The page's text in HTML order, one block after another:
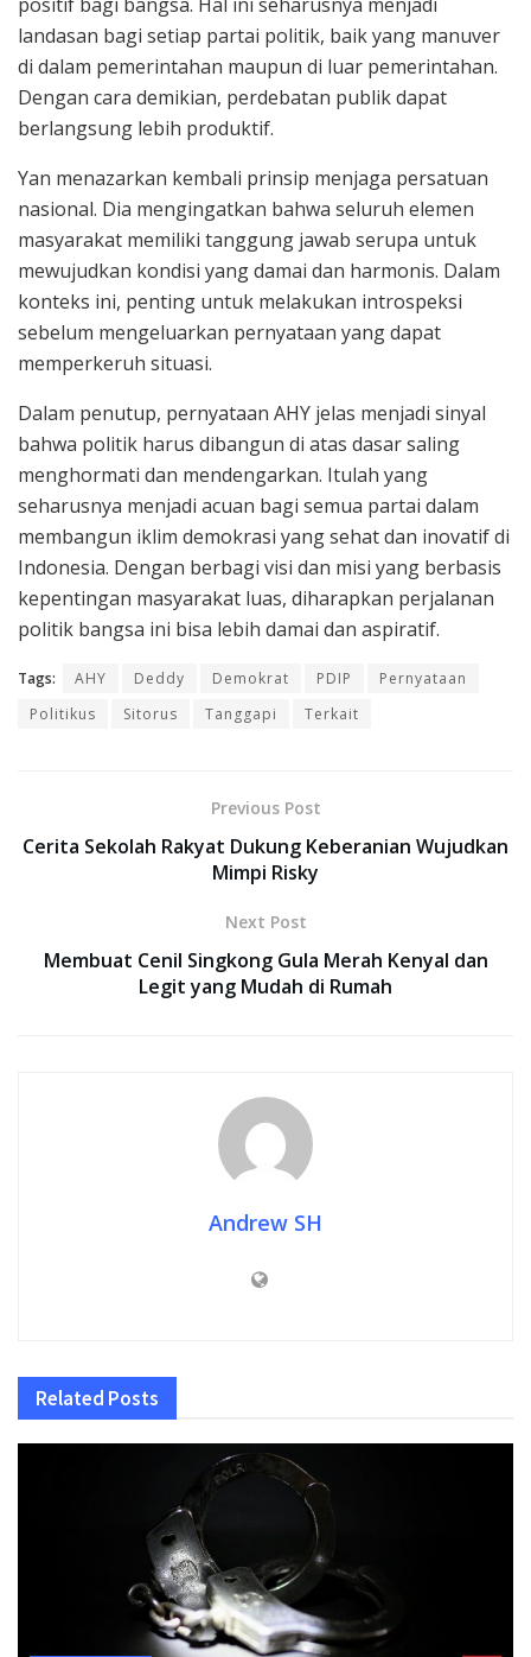
positif bagi bangsa. Hal ini seharusnya menjadi
landasan bagi setiap partai politik, baik yang manuver
di dalam pemerintahan maupun di luar pemerintahan.
Dengan cara demikian, perdebatan publik dapat
berlangsung lebih produktif.
Yan menazarkan kembali prinsip menjaga persatuan
nasional. Dia mengingatkan bahwa seluruh elemen
masyarakat memiliki tanggung jawab serupa untuk
mewujudkan kondisi yang damai dan harmonis. Dalam
konteks ini, penting untuk melakukan introspeksi
sebelum mengeluarkan pernyataan yang dapat
memperkeruh situasi.
Dalam penutup, pernyataan AHY jelas menjadi sinyal
bahwa politik harus dibangun di atas dasar saling
menghormati dan mendengarkan. Itulah yang
seharusnya menjadi acuan bagi semua partai dalam
membangun iklim demokrasi yang sehat dan inovatif di
Indonesia. Dengan berbagi visi dan misi yang berbasis
kepentingan masyarakat luas, diharapkan perjalanan
politik bangsa ini bisa lebih damai dan aspiratif.
Tags: AHY Deddy Demokrat PDIP
Pernyataan
Politikus
Sitorus Tanggapi Terkait
Previous Post
Cerita Sekolah Rakyat Dukung Keberanian Wujudkan
Mimpi Risky
Next Post
Membuat Cenil Singkong Gula Merah Kenyal dan
Legit yang Mudah di Rumah
Andrew SH
Related Posts